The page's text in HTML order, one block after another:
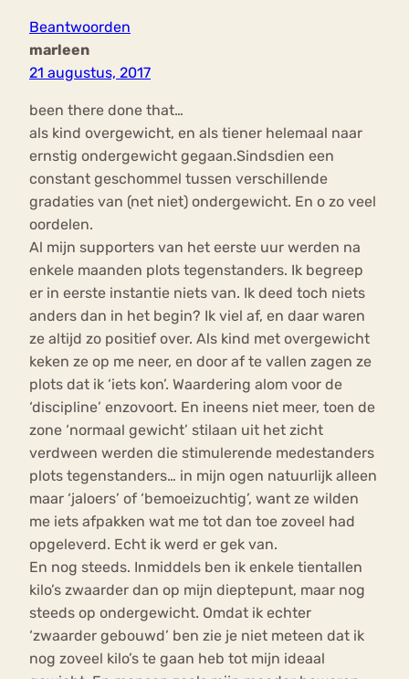
Beantwoorden
marleen
21 augustus, 2017
been there done that…
als kind overgewicht, en als tiener helemaal naar
ernstig ondergewicht gegaan.Sindsdien een
constant geschommel tussen verschillende
gradaties van (net niet) ondergewicht. En o zo veel
oordelen.
Al mijn supporters van het eerste uur werden na
enkele maanden plots tegenstanders. Ik begreep
er in eerste instantie niets van. Ik deed toch niets
anders dan in het begin? Ik viel af, en daar waren
ze altijd zo positief over. Als kind met overgewicht
keken ze op me neer, en door af te vallen zagen ze
plots dat ik ‘iets kon’. Waardering alom voor de
‘discipline’ enzovoort. En ineens niet meer, toen de
zone ‘normaal gewicht’ stilaan uit het zicht
verdween werden die stimulerende medestanders
plots tegenstanders… in mijn ogen natuurlijk alleen
maar ‘jaloers’ of ‘bemoeizuchtig’, want ze wilden
me iets afpakken wat me tot dan toe zoveel had
opgeleverd. Echt ik werd er gek van.
En nog steeds. Inmiddels ben ik enkele tientallen
kilo’s zwaarder dan op mijn dieptepunt, maar nog
steeds op ondergewicht. Omdat ik echter
‘zwaarder gebouwd’ ben zie je niet meteen dat ik
nog zoveel kilo’s te gaan heb tot mijn ideaal